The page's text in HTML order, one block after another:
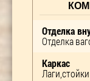
Отделка
Отделка
Каркас